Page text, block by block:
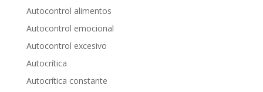
Autocontrol alimentos
Autocontrol emocional
Autocontrol excesivo
Autocrítica
Autocrítica constante